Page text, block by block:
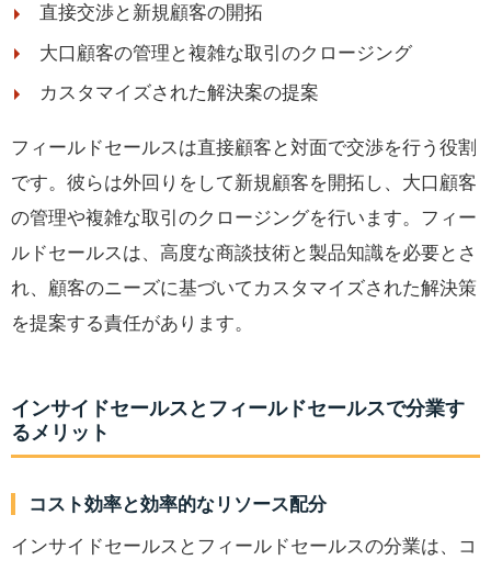
直接交渉と新規顧客の開拓
大口顧客の管理と複雑な取引のクロージング
カスタマイズされた解決案の提案
フィールドセールスは直接顧客と対面で交渉を行う役割
です。彼らは外回りをして新規顧客を開拓し、大口顧客
の管理や複雑な取引のクロージングを行います。フィー
ルドセールスは、高度な商談技術と製品知識を必要とさ
れ、顧客のニーズに基づいてカスタマイズされた解決策
を提案する責任があります。
インサイドセールスとフィールドセールスで分業す
るメリット
コスト効率と効率的なリソース配分
インサイドセールスとフィールドセールスの分業は、コ